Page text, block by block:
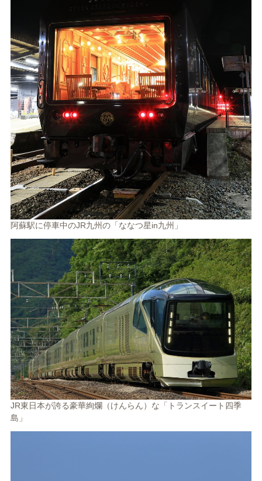
阿蘇駅に停車中のJR九州の「ななつ星in九州」
JR東日本が誇る豪華絢爛（けんらん）な「トランスイート四季
島」